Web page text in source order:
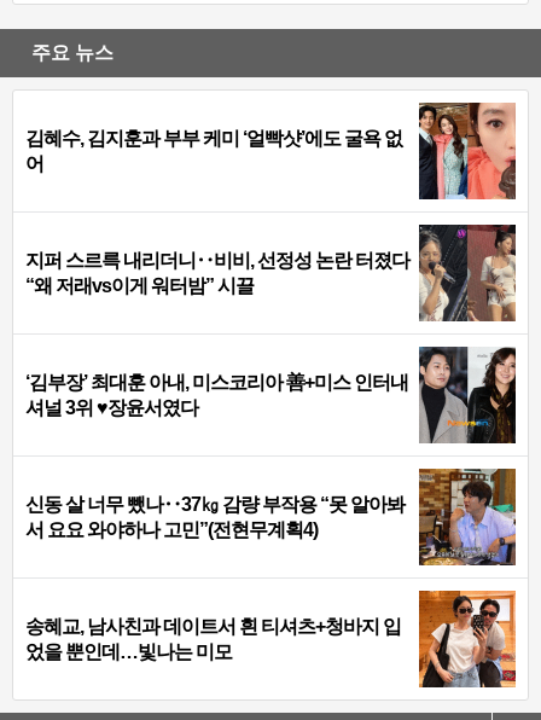
주요 뉴스
김혜수, 김지훈과 부부 케미 ‘얼빡샷’에도 굴욕 없
어
지퍼 스르륵 내리더니‥비비, 선정성 논란 터졌다
“왜 저래vs이게 워터밤” 시끌
‘김부장’ 최대훈 아내, 미스코리아 善+미스 인터내
셔널 3위 ♥장윤서였다
신동 살 너무 뺐나‥37㎏ 감량 부작용 “못 알아봐
서 요요 와야하나 고민”(전현무계획4)
송혜교, 남사친과 데이트서 흰 티셔츠+청바지 입
었을 뿐인데…빛나는 미모